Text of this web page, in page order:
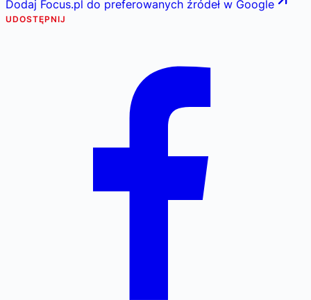
Dodaj Focus.pl do preferowanych źródeł w Google
UDOSTĘPNIJ